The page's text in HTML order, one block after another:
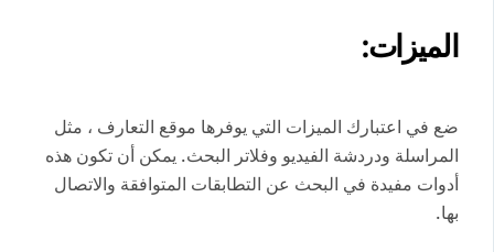
الميزات:
ضع في اعتبارك الميزات التي يوفرها موقع التعارف ، مثل
المراسلة ودردشة الفيديو وفلاتر البحث. يمكن أن تكون هذه
أدوات مفيدة في البحث عن التطابقات المتوافقة والاتصال
بها.